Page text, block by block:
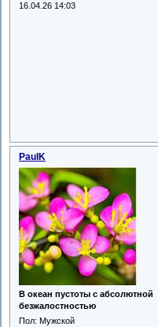
16.04.26 14:03
PaulK
В океан пустоты с абсолютной
безжалостностью
Пол: Мужской